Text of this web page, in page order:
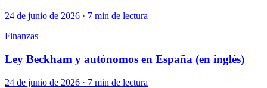
24 de junio de 2026 · 7 min de lectura
Finanzas
Ley Beckham y autónomos en España (en inglés)
24 de junio de 2026 · 7 min de lectura